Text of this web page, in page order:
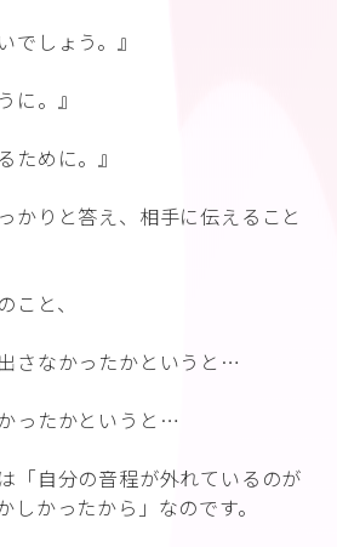
でしょう。』
に。』
ために。』
かりと答え、相手に伝えること
と、
さなかったかというと…
ったかというと…
「自分の音程が外れているのが
しかったから」なのです。